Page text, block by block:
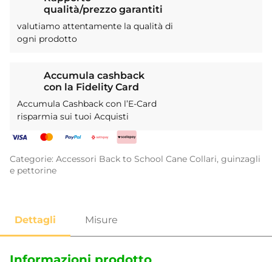
qualità/prezzo garantiti
valutiamo attentamente la qualità di
ogni prodotto
Accumula cashback
con la Fidelity Card
Accumula Cashback con l’E-Card
risparmia sui tuoi Acquisti
Categorie: Accessori Back to School Cane Collari, guinzagli
e pettorine